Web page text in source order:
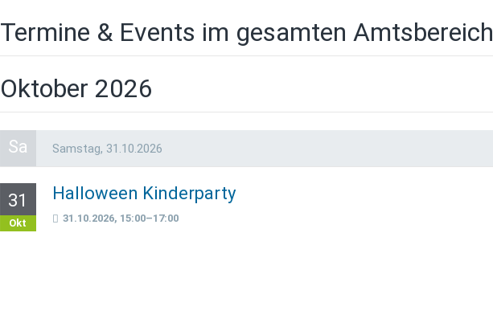
Termine & Events im gesamten Amtsbereich
Oktober 2026
Sa Samstag, 31.10.2026
31
Okt
Halloween Kinderparty
31.10.2026, 15:00–17:00